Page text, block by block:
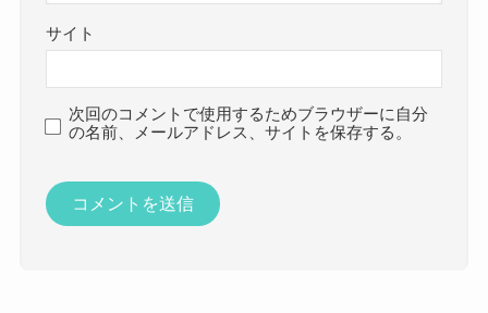
サイト
次回のコメントで使用するためブラウザーに自分
の名前、メールアドレス、サイトを保存する。